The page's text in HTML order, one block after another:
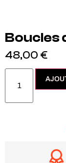
Boucles
48,00 €